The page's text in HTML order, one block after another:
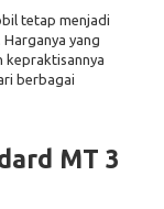
tetap menjadi
yang
kepraktisannya
berbagai
MT 3